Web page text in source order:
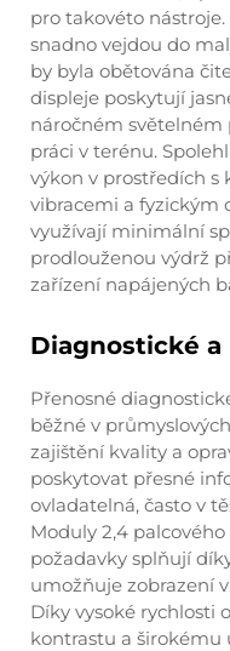
pro takovéto
snadno vejdou do
by byla obětována
displeje poskytují
náročném světelném
práci v terénu.
výkon v prostředích
vibracemi a fyzickým
využívají minimální
prodlouženou výdrž
zařízení napájených
Diagnostické
Přenosné
běžné v
zajištění kvality a
poskytovat přesné
ovladatelná, často v
Moduly 2,4
požadavky splňují
umožňuje zobrazení
Díky vysoké rychlosti
kontrastu a širokému